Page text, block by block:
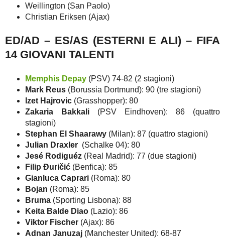
Weillington (San Paolo)
Christian Eriksen (Ajax)
ED/AD – ES/AS (ESTERNI E ALI) – FIFA
14 GIOVANI TALENTI
Memphis Depay (PSV) 74-82 (2 stagioni)
Mark Reus (Borussia Dortmund): 90 (tre stagioni)
Izet Hajrovic (Grasshopper): 80
Zakaria Bakkali (PSV Eindhoven): 86 (quattro
stagioni)
Stephan El Shaarawy (Milan): 87 (quattro stagioni)
Julian Draxler (Schalke 04): 80
Jesé Rodiguéz (Real Madrid): 77 (due stagioni)
Filip Đuričić (Benfica): 85
Gianluca Caprari (Roma): 80
Bojan (Roma): 85
Bruma (Sporting Lisbona): 88
Keita Balde Diao (Lazio): 86
Viktor Fischer (Ajax): 86
Adnan Januzaj (Manchester United): 68-87